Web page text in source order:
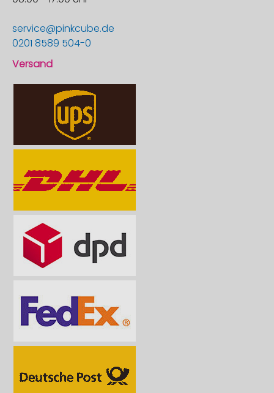
service@pinkcube.de
0201 8589 504-0
Versand